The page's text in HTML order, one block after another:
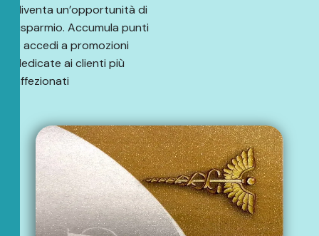
diventa un’opportunità di
risparmio. Accumula punti
e accedi a promozioni
dedicate ai clienti più
affezionati